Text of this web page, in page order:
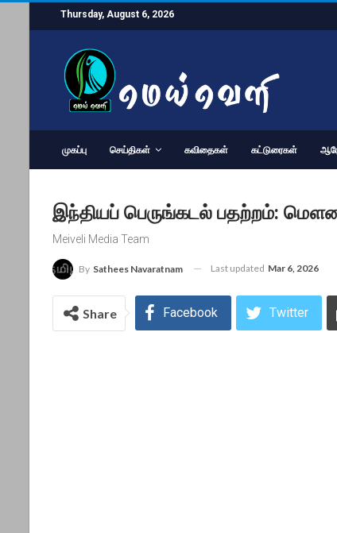
Thursday, August 6, 2026
முகப்பு செய்திகள் கவிதைகள் கட்டுரைகள்
இந்தியப் பெருங்கடல் பதற்றம்: மௌனம்
Meiveli Media Team
By Sathees Navaratnam Last updated Mar 6, 2026
Share Facebook Twitter